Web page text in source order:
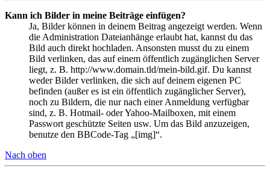
Kann ich Bilder in meine Beiträge einfügen?
Ja, Bilder können in deinem Beitrag angezeigt werden. Wenn
die Administration Dateianhänge erlaubt hat, kannst du das
Bild auch direkt hochladen. Ansonsten musst du zu einem
Bild verlinken, das auf einem öffentlich zugänglichen Server
liegt, z. B. http://www.domain.tld/mein-bild.gif. Du kannst
weder Bilder verlinken, die sich auf deinem eigenen PC
befinden (außer es ist ein öffentlich zugänglicher Server),
noch zu Bildern, die nur nach einer Anmeldung verfügbar
sind, z. B. Hotmail- oder Yahoo-Mailboxen, mit einem
Passwort geschützte Seiten usw. Um das Bild anzuzeigen,
benutze den BBCode-Tag „[img]“.
Nach oben